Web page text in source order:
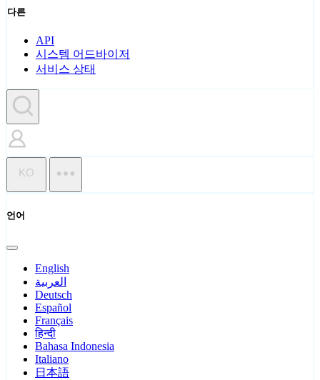
다른
API
시스템 어드바이저
서비스 상태
KO
언어
English
العربية
Deutsch
Español
Français
हिन्दी
Bahasa Indonesia
Italiano
日本語